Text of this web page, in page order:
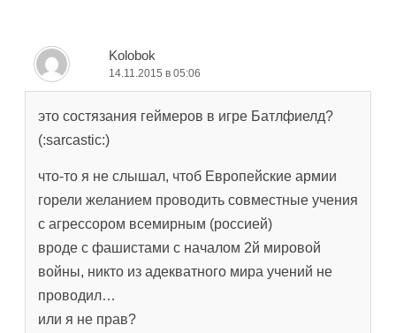
Kolobok
14.11.2015 в 05:06
это состязания геймеров в игре Батлфиелд?
(:sarcastic:)
что-то я не слышал, чтоб Европейские армии
горели желанием проводить совместные учения
с агрессором всемирным (россией)
вроде с фашистами с началом 2й мировой
войны, никто из адекватного мира учений не
проводил…
или я не прав?